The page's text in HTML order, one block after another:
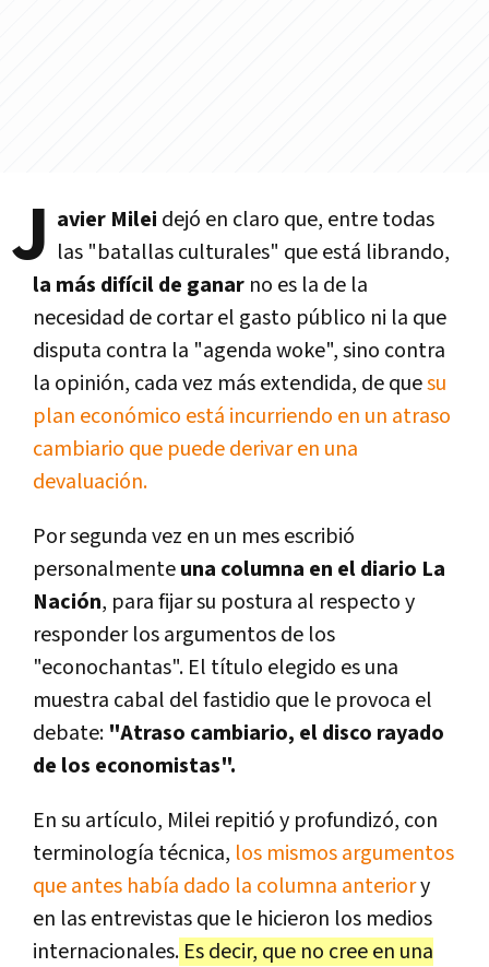
J avier Milei dejó en claro que, entre todas
las "batallas culturales" que está librando,
la más difícil de ganar no es la de la
necesidad de cortar el gasto público ni la que
disputa contra la "agenda woke", sino contra
la opinión, cada vez más extendida, de quesu
plan económico está incurriendo en un atraso
cambiario que puede derivar en una
devaluación.
Por segunda vez en un mes escribió
personalmenteuna columna en el diario La
Nación, para fijar su postura al respecto y
responder los argumentos de los
"econochantas". El título elegido es una
muestra cabal del fastidio que le provoca el
debate: "Atraso cambiario, el disco rayado
de los economistas".
En su artículo, Milei repitió y profundizó, con
terminología técnica, los mismos argumentos
que antes había dado la columna anteriory
en las entrevistas que le hicieron los medios
internacionales. Es decir, que no cree en una